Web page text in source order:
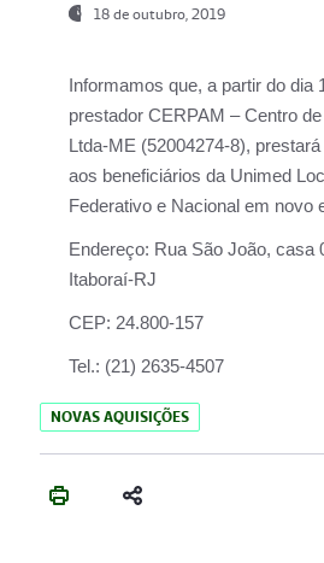
18 de outubro, 2019
Informamos que, a partir do dia
prestador CERPAM – Centro
Ltda-ME (52004274-8),
aos beneficiários da Unimed
Federativo e Nacional em novo
Endereço: Rua São João, casa
Itaboraí-RJ
CEP: 24.800-157
Tel.: (21) 2635-4507
NOVAS AQUISIÇÕES